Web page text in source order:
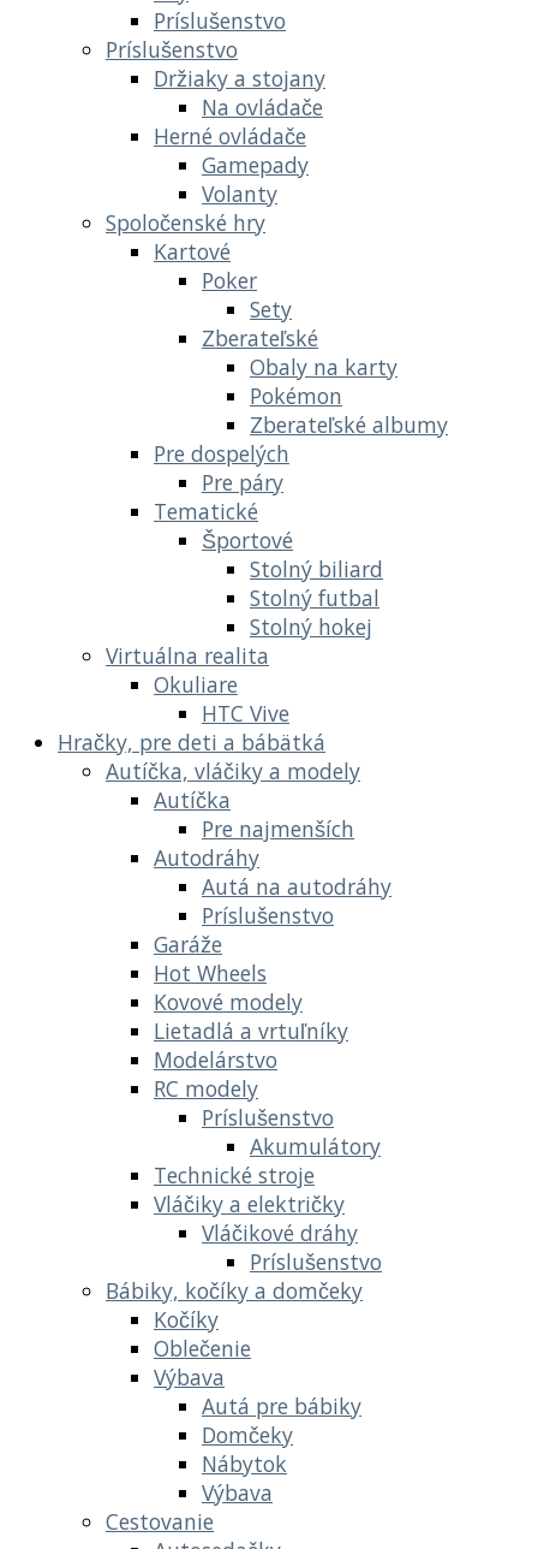
Príslušenstvo
Príslušenstvo
Držiaky a stojany
Na ovládače
Herné ovládače
Gamepady
Volanty
Spoločenské hry
Kartové
Poker
Sety
Zberateľské
Obaly na karty
Pokémon
Zberateľské albumy
Pre dospelých
Pre páry
Tematické
Športové
Stolný biliard
Stolný futbal
Stolný hokej
Virtuálna realita
Okuliare
HTC Vive
Hračky, pre deti a bábätká
Autíčka, vláčiky a modely
Autíčka
Pre najmenších
Autodráhy
Autá na autodráhy
Príslušenstvo
Garáže
Hot Wheels
Kovové modely
Lietadlá a vrtuľníky
Modelárstvo
RC modely
Príslušenstvo
Akumulátory
Technické stroje
Vláčiky a električky
Vláčikové dráhy
Príslušenstvo
Bábiky, kočíky a domčeky
Kočíky
Oblečenie
Výbava
Autá pre bábiky
Domčeky
Nábytok
Výbava
Cestovanie